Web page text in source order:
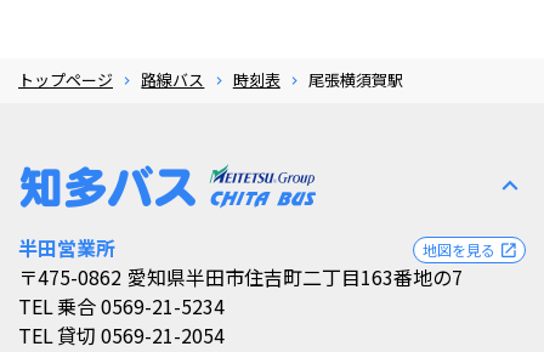
トップページ 路線バス 時刻表 尾張横須賀駅
expand_less
半田営業所
〒475-0862 愛知県半田市住吉町二丁目163番地の7
地図を見る open_in_new
TEL乗合 0569-21-5234
TEL貸切 0569-21-2054